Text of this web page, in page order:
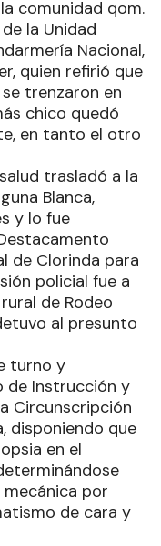
comunidad qom.
la Unidad
Nacional,
quien refirió que
trenzaron en
chico quedó
en tanto el otro
trasladó a la
Blanca,
y lo fue
de Clorinda para
policial fue a
de Rodeo
al presunto
turno y
de Instrucción y
Circunscripción
disponiendo que
en el
por
de cara y